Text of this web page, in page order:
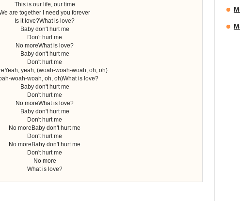
This is our life, our time
are together I need you forever
Is it love?What is love?
Baby don't hurt me
Don't hurt me
No moreWhat is love?
Baby don't hurt me
Don't hurt me
yeah, (woah-woah-woah, oh, oh)
woah-woah, oh, oh)What is love?
Baby don't hurt me
Don't hurt me
No moreWhat is love?
Baby don't hurt me
Don't hurt me
No moreBaby don't hurt me
Don't hurt me
No moreBaby don't hurt me
Don't hurt me
No more
What is love?